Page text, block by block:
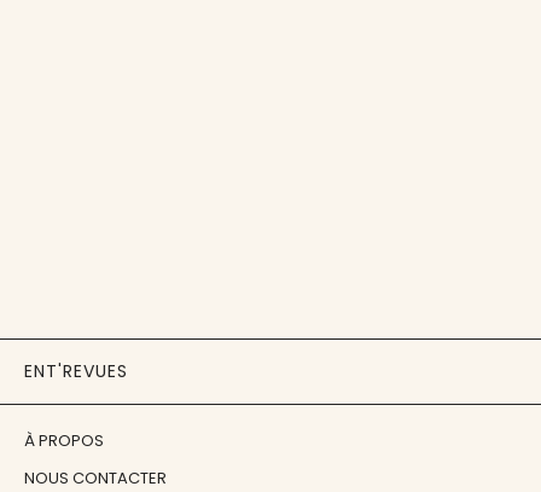
ENT'REVUES
À PROPOS
NOUS CONTACTER